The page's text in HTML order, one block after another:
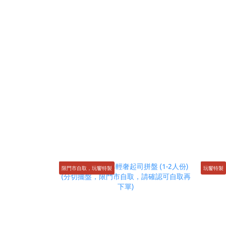
限門市自取，玩饗特製 玩饗特製